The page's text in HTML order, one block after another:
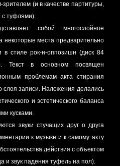
(и в качестве партитуры,
с туфлями).
собой многослойное
некоторые места предварительно
в стиле рок-н-оппозишн (диск 84
Текст в основном посвящен
проблемам акта стирания
слоя записи. Наложения делались
и эстетического баланса
кусками.
звуки стучащих друг о друга
к музыке и к самому акту
действия с объектом
и звук падения туфель на пол).